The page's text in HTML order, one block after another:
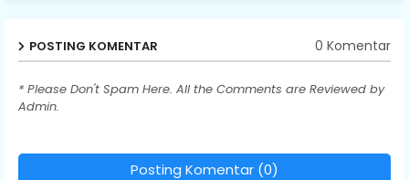
POSTING KOMENTAR 0 Komentar
* Please Don't Spam Here. All the Comments are Reviewed by
Admin.
Posting Komentar (0)